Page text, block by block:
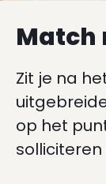
Match
Zit je na
op het